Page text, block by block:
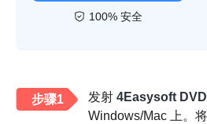
100% 安全
步骤1 发射 4Easysoft
Windows/Mac 上。